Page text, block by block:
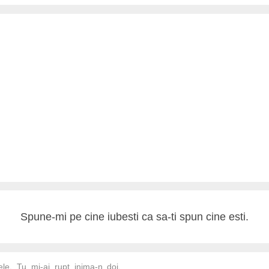
Spune-mi pe cine iubesti ca sa-ti spun cine esti.
Tu mi-ai rupt inima-n doi,